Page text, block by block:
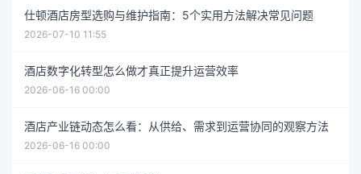
仕顿酒店房型选购与维护指南：5个实用方法解决常见问题
2026-07-10 11:55
酒店数字化转型怎么做才真正提升运营效率
2026-06-16 00:00
酒店产业链动态怎么看：从供给、需求到运营协同的观察方法
2026-06-16 00:00